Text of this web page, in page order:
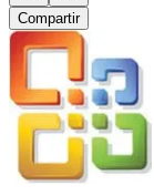
Compartir